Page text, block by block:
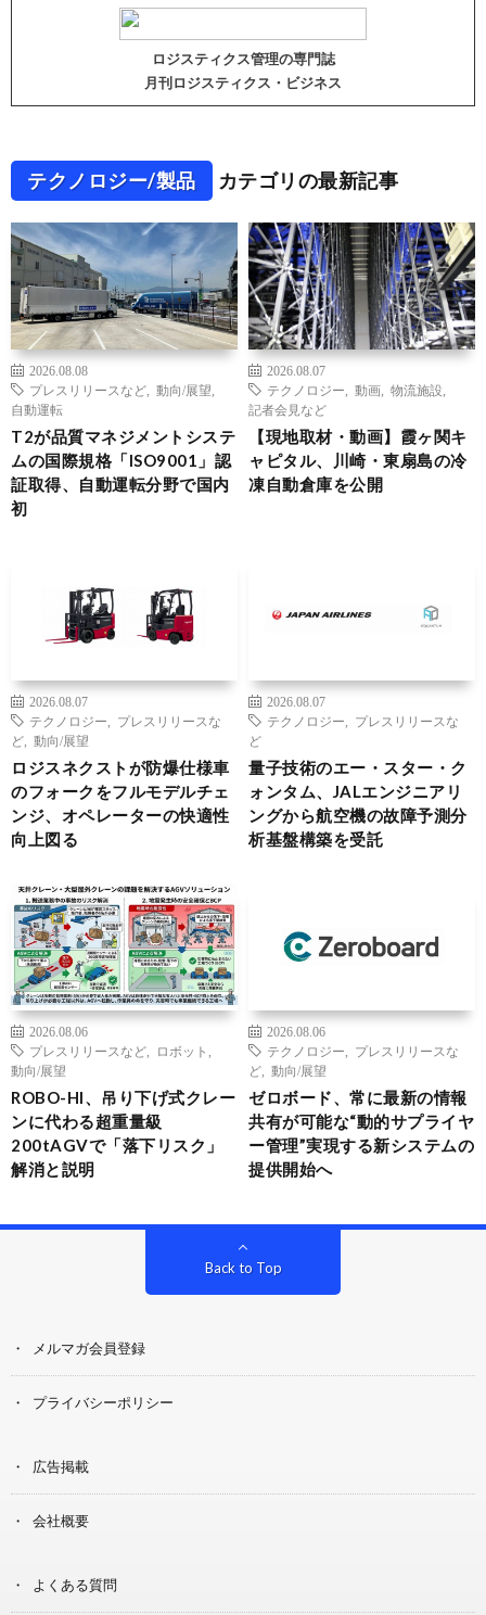
ロジスティクス管理の専門誌
月刊ロジスティクス・ビジネス
テクノロジー/製品 カテゴリの最新記事
2026.08.08
プレスリリースなど
動向/展望
自動運転
T2が品質マネジメントシステ
ムの国際規格「ISO9001」認
証取得、自動運転分野で国内
初
2026.08.07
テクノロジー
動画 物流施設
記者会見など
【現地取材・動画】霞ヶ関キ
ャピタル、川崎・東扇島の冷
凍自動倉庫を公開
2026.08.07
テクノロジー
プレスリリースな
ど
動向/展望
ロジスネクストが防爆仕様車
のフォークをフルモデルチェ
ンジ、オペレーターの快適性
向上図る
2026.08.07
テクノロジー
プレスリリースな
ど
量子技術のエー・スター・ク
ォンタム、JALエンジニアリ
ングから航空機の故障予測分
析基盤構築を受託
2026.08.06
プレスリリースなど
ロボット
動向/展望
ROBO-HI、吊り下げ式クレー
ンに代わる超重量級
200tAGVで「落下リスク」
解消と説明
2026.08.06
テクノロジー
プレスリリースな
ど
動向/展望
ゼロボード、常に最新の情報
共有が可能な“動的サプライヤ
ー管理”実現する新システムの
提供開始へ
Back to Top
メルマガ会員登録
プライバシーポリシー
広告掲載
会社概要
よくある質問